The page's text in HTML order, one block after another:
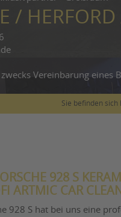
/
Vereinbarung eines
Sie befinden sich
928 S
ARTMIC CAR CLEAN
928 S hat bei uns eine